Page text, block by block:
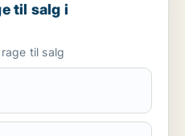
til salg i
til salg